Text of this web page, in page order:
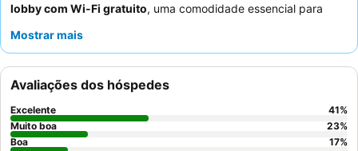
lobby com Wi-Fi gratuito, uma comodidade essencial para
consistentemente os
começo para o dia. Para uma experiência mais tranquila, os
hóspedes podem considerar solicitar um quarto virado para o
jardim.
Mostrar mais
Avaliações dos hóspedes
Excelente 41%
Muito boa
23%
Boa
17%